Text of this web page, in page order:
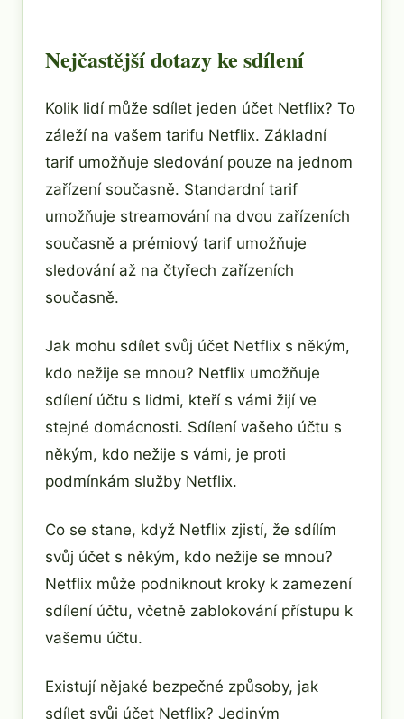
Nejčastější dotazy ke sdílení
Kolik lidí může sdílet jeden účet Netflix? To
záleží na vašem tarifu Netflix. Základní
tarif umožňuje sledování pouze na jednom
zařízení současně. Standardní tarif
umožňuje streamování na dvou zařízeních
současně a prémiový tarif umožňuje
sledování až na čtyřech zařízeních
současně.
Jak mohu sdílet svůj účet Netflix s někým,
kdo nežije se mnou? Netflix umožňuje
sdílení účtu s lidmi, kteří s vámi žijí ve
stejné domácnosti. Sdílení vašeho účtu s
někým, kdo nežije s vámi, je proti
podmínkám služby Netflix.
Co se stane, když Netflix zjistí, že sdílím
svůj účet s někým, kdo nežije se mnou?
Netflix může podniknout kroky k zamezení
sdílení účtu, včetně zablokování přístupu k
vašemu účtu.
Existují nějaké bezpečné způsoby, jak
sdílet svůj účet Netflix? Jediným